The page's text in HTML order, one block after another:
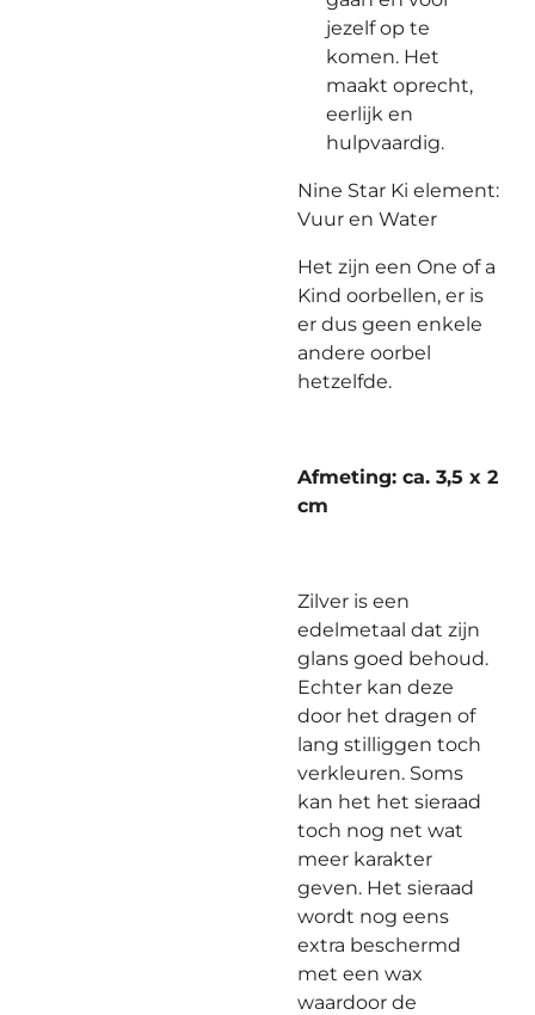
jezelf op te
komen. Het
maakt oprecht,
eerlijk en
hulpvaardig.
Nine Star Ki element:
Vuur en Water
Het zijn een One of a
Kind oorbellen, er is
er dus geen enkele
andere oorbel
hetzelfde.
Afmeting: ca. 3,5 x 2
cm
Zilver is een
edelmetaal dat zijn
glans goed behoud.
Echter kan deze
door het dragen of
lang stilliggen toch
verkleuren. Soms
kan het het sieraad
toch nog net wat
meer karakter
geven. Het sieraad
wordt nog eens
extra beschermd
met een wax
waardoor de